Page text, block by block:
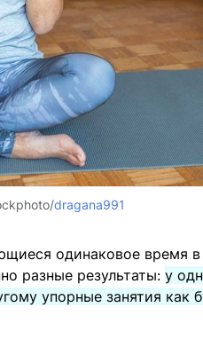
dragana991
одинаковое время в
разные результаты: у
упорные занятия как